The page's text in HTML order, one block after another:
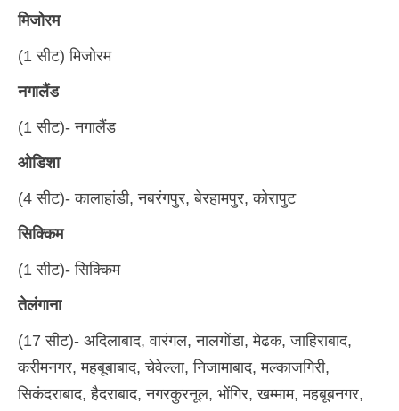
मिजोरम
(1 सीट) मिजोरम
नगालैंड
(1 सीट)- नगालैंड
ओडिशा
(4 सीट)- कालाहांडी, नबरंगपुर, बेरहामपुर, कोरापुट
सिक्किम
(1 सीट)- सिक्किम
तेलंगाना
(17 सीट)- अदिलाबाद, वारंगल, नालगोंडा, मेढक, जाहिराबाद,
करीमनगर, महबूबाबाद, चेवेल्ला, निजामाबाद, मल्काजगिरी,
सिकंदराबाद, हैदराबाद, नगरकुरनूल, भोंगिर, खम्माम, महबूबनगर,